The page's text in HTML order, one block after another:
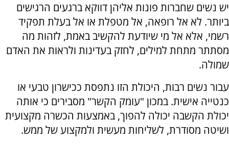
יש נשים שחברות פונות אליהן דווקא ברגעים הרגישים
ביותר. לא אל רופאה, אל מטפלת או אל בעלת תפקיד
רשמי, אלא אל מי שיודעת להקשיב באמת, לזהות מה
מסתתר מתחת למילים, לחזק בעדינות ולראות את האדם
שמולה.
עבור נשים רבות, היכולת הזו נתפסת ככישרון טבעי או
כנטייה אישית. במכון "עומק הקשר" מסבירים כי אותה
יכולת הקשבה יכולה להפוך, באמצעות הכשרה מקצועית
ושיטה מסודרת, לשליחות מעשית ולמקצוע של ממש.